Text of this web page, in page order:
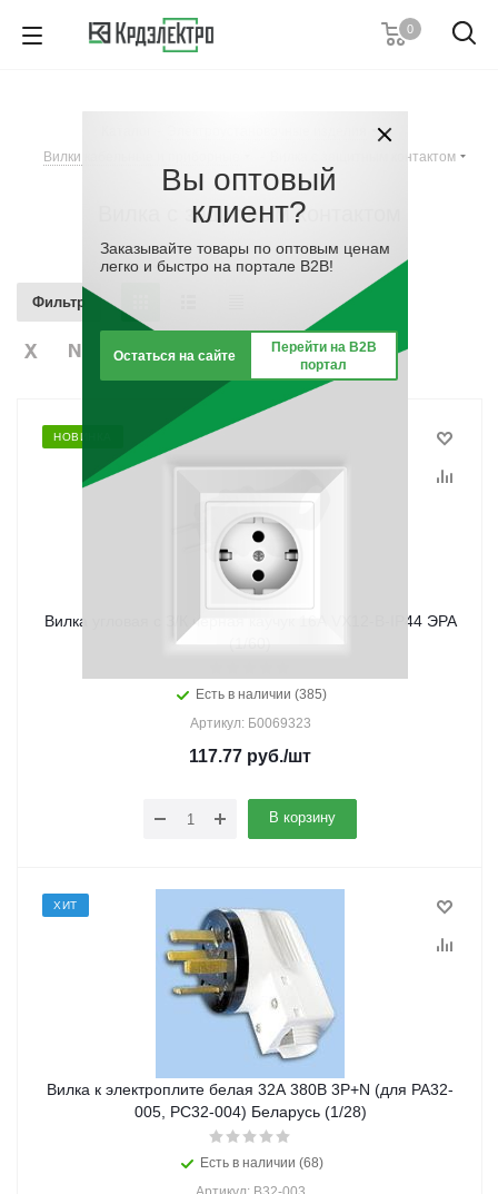
0
-
Вилки кабельные и приборные
Вилка с защитным контактом
Вилка с защитным контактом
Фильтр
НОВИНКА
Вилка угловая с З/К черная каучук 16А VX12-B-IP44 ЭРА
(1/60)
Есть в наличии (385)
Артикул: Б0069323
117.77 руб./шт
В корзину
ХИТ
Вилка к электроплите белая 32А 380В 3Р+N (для РА32-
005, РС32-004) Беларусь (1/28)
Есть в наличии (68)
Вы оптовый
клиент?
Заказывайте товары по оптовым ценам
легко и быстро на портале B2B!
Остаться на сайте
Перейти на B2B
портал